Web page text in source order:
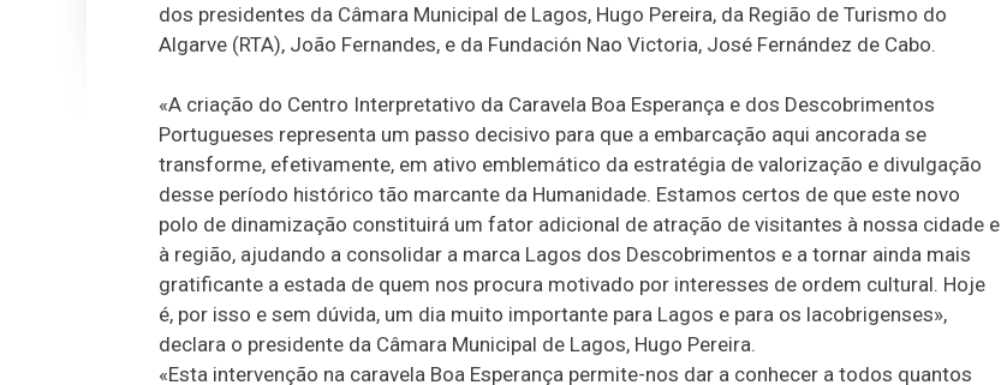
dos presidentes da Câmara Municipal de Lagos, Hugo Pereira, da Região de Turismo do
Algarve (RTA), João Fernandes, e da Fundación Nao Victoria, José Fernández de Cabo.
«A criação do Centro Interpretativo da Caravela Boa Esperança e dos Descobrimentos
Portugueses representa um passo decisivo para que a embarcação aqui ancorada se
transforme, efetivamente, em ativo emblemático da estratégia de valorização e divulgação
desse período histórico tão marcante da Humanidade. Estamos certos de que este novo
polo de dinamização constituirá um fator adicional de atração de visitantes à nossa cidade e
à região, ajudando a consolidar a marca Lagos dos Descobrimentos e a tornar ainda mais
gratificante a estada de quem nos procura motivado por interesses de ordem cultural. Hoje
é, por isso e sem dúvida, um dia muito importante para Lagos e para os lacobrigenses»,
declara o presidente da Câmara Municipal de Lagos, Hugo Pereira.
«Esta intervenção na caravela Boa Esperança permite-nos dar a conhecer a todos quantos